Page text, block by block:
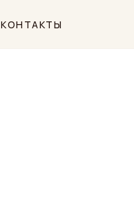
КОНТАКТЫ